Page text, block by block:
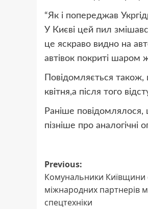
“Як і попереджав
У Києві цей пил
це яскраво видно на
автівок покриті шаром
Повідомляється
квітня,а після того
Раніше повідомлялося,
пізніше про
Post
navigation
Previous:
Комунальники Київщини
міжнародних партнерів
спецтехніки